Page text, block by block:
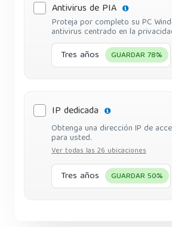
Antivirus de PIA
Proteja por completo su PC
antivirus centrado en la
Tres años GUARDAR 78%
IP dedicada
Obtenga una dirección IP de
para usted.
Ver todas las 26 ubicaciones
Tres años GUARDAR 50%